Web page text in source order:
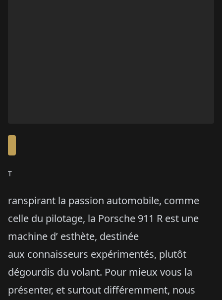
T
ranspirant la passion automobile, comme
celle du pilotage, la Porsche 911 R est une
machine d’ esthète, destinée
aux connaisseurs expérimentés, plutôt
dégourdis du volant. Pour mieux vous la
présenter, et surtout différemment, nous